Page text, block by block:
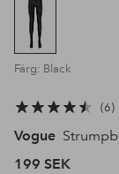
Färg: Black
6
Vogue
199 SEK